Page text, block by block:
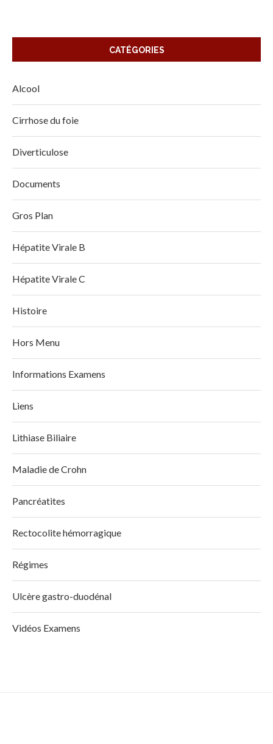
CATÉGORIES
Alcool
Cirrhose du foie
Diverticulose
Documents
Gros Plan
Hépatite Virale B
Hépatite Virale C
Histoire
Hors Menu
Informations Examens
Liens
Lithiase Biliaire
Maladie de Crohn
Pancréatites
Rectocolite hémorragique
Régimes
Ulcère gastro-duodénal
Vidéos Examens